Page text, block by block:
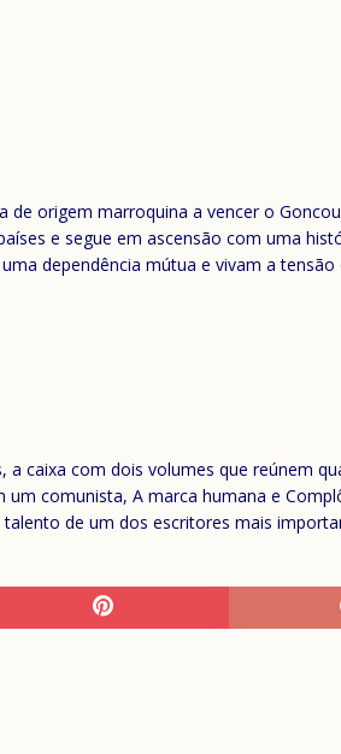
de origem marroquina a vencer o
e segue em ascensão com uma
dependência mútua e vivam a
a caixa com dois volumes que reúnem
comunista, A marca humana e
de um dos escritores mais